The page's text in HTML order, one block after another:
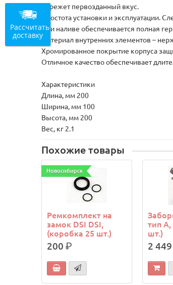
бережет первозданный вкус.
Простота установки и эксплуатации.
При наливе обеспечивается полная
Материал внутренних элементов –
Хромированное покрытие корпуса
Отличное качество обеспечивает
Характеристики
Длина, мм 200
Ширина, мм 100
Высота, мм 200
Вес, кг 2.1
Похожие товары
Новосибирск
Ремкомплект на
замок DSI DSI,
(коробка 25 шт.)
200р.
тип
шт.)
2
Рассчитать
доставку